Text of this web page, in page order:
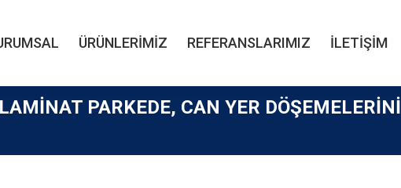
ÜRÜNLERIMIZ REFERANSLARIMIZ İLETIŞIM
PARKEDE, CAN YER DÖŞEMELERINI